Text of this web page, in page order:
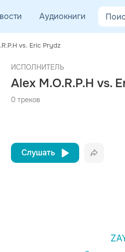
Аудиокниги
vs. Eric Prydz
ИСПОЛНИТЕЛЬ
Alex M.O.R.P.H vs.
0 треков
Слушать
году в городе Бохум
переговоры с правообладателем.